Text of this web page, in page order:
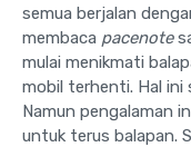
semua berjalan
membaca pacenote
mulai menikmati
mobil terhenti. Hal ini
Namun pengalaman
untuk terus balapan.